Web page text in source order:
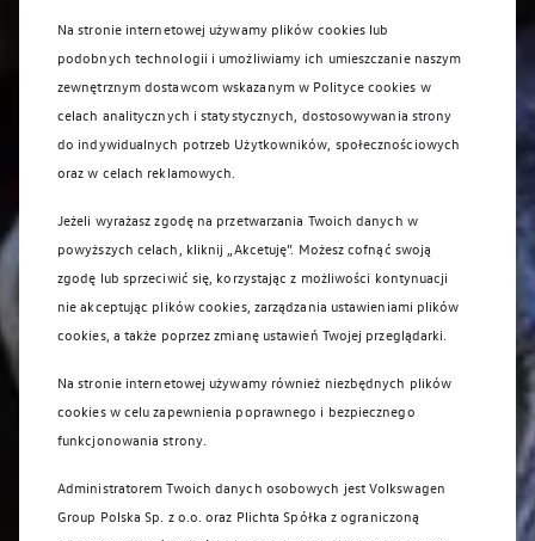
Na stronie internetowej używamy plików cookies lub
podobnych technologii i umożliwiamy ich umieszczanie naszym
zewnętrznym dostawcom wskazanym w Polityce cookies w
celach analitycznych i statystycznych, dostosowywania strony
do indywidualnych potrzeb Użytkowników, społecznościowych
oraz w celach reklamowych.
Jeżeli wyrażasz zgodę na przetwarzania Twoich danych w
powyższych celach, kliknij „Akcetuję”. Możesz cofnąć swoją
zgodę lub sprzeciwić się, korzystając z możliwości kontynuacji
nie akceptując plików cookies, zarządzania ustawieniami plików
cookies, a także poprzez zmianę ustawień Twojej przeglądarki.
Na stronie internetowej używamy również niezbędnych plików
cookies w celu zapewnienia poprawnego i bezpiecznego
funkcjonowania strony.
Administratorem Twoich danych osobowych jest Volkswagen
Group Polska Sp. z o.o. oraz Plichta Spółka z ograniczoną